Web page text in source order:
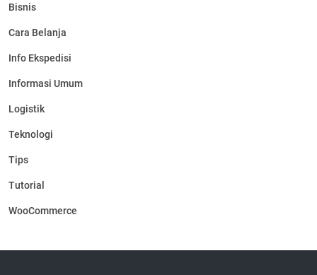
Bisnis
Cara Belanja
Info Ekspedisi
Informasi Umum
Logistik
Teknologi
Tips
Tutorial
WooCommerce